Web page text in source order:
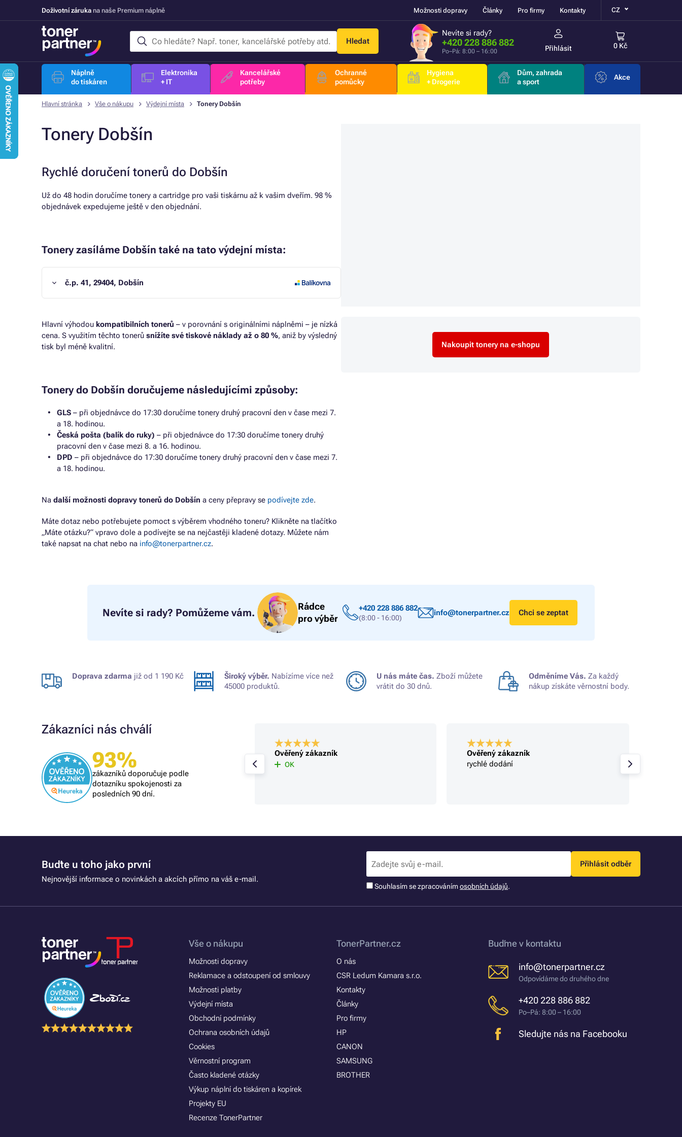
Doživotní záruka na naše Premium náplně Možnosti dopravy Články Pro firmy Kontakty CZ
Hledat
Nevíte si rady?
+420 228 886 882
Po–Pá: 8:00 – 16:00 Přihlásit 0 Kč
Náplně
do tiskáren
Elektronika
+ IT
Kancelářské
potřeby
Ochranné
pomůcky
Hygiena
+ Drogerie
Dům, zahrada
a sport
Akce
Hlavní stránka Vše o nákupu Výdejní místa Tonery Dobšín
Tonery Dobšín
Rychlé doručení tonerů do Dobšín
Už do 48 hodin doručíme tonery a cartridge pro vaši tiskárnu až k vašim dveřím. 98 %
objednávek expedujeme ještě v den objednání.
Tonery zasíláme Dobšín také na tato výdejní místa:
č.p. 41, 29404, Dobšín
Hlavní výhodou kompatibilních tonerů – v porovnání s originálními náplněmi – je nízká
cena. S využitím těchto tonerů snížíte své tiskové náklady až o 80 %, aniž by výsledný
tisk byl méně kvalitní.
Tonery do Dobšín doručujeme následujícími způsoby:
GLS – při objednávce do 17:30 doručíme tonery druhý pracovní den v čase mezi 7.
a 18. hodinou.
Česká pošta (balík do ruky) – při objednávce do 17:30 doručíme tonery druhý
pracovní den v čase mezi 8. a 16. hodinou.
DPD – při objednávce do 17:30 doručíme tonery druhý pracovní den v čase mezi 7.
a 18. hodinou.
Na další možnosti dopravy tonerů do Dobšín a ceny přepravy se podívejte zde.
Máte dotaz nebo potřebujete pomoct s výběrem vhodného toneru? Klikněte na tlačítko
„Máte otázku?“ vpravo dole a podívejte se na nejčastěji kladené dotazy. Můžete nám
také napsat na chat nebo na info@tonerpartner.cz.
Nakoupit tonery na e-shopu
Nevíte si rady? Pomůžeme vám.
Rádce
pro výběr
+420 228 886 882
(8:00 - 16:00)
info@tonerpartner.cz Chci se zeptat
Doprava zdarma již od 1 190 Kč Široký výběr. Nabízíme více než
45000 produktů.
U nás máte čas. Zboží můžete
vrátit do 30 dnů.
Odměníme Vás. Za každý
nákup získáte věrnostní body.
Zákazníci nás chválí
93%
zákazníků doporučuje podle
dotazníku spokojenosti za
posledních 90 dní.
Ověřený zákazník
naprostý spoleh
vše O,K,
Ověřený zákazník
OK
Ověřený zákazník
rychlé dodání
Buďte u toho jako první
Nejnovější informace o novinkách a akcích přímo na váš e-mail.
Přihlásit odběr
Souhlasím se zpracovánímosobních údajů.
Vše o nákupu
Možnosti dopravy
Reklamace a odstoupení od smlouvy
Možnosti platby
Výdejní místa
Obchodní podmínky
Ochrana osobních údajů
Cookies
Věrnostní program
Často kladené otázky
Výkup náplní do tiskáren a kopírek
Projekty EU
Recenze TonerPartner
TonerPartner.cz
O nás
CSR Ledum Kamara s.r.o.
Kontakty
Články
Pro firmy
HP
CANON
SAMSUNG
BROTHER
Buďme v kontaktu
info@tonerpartner.cz
Odpovídáme do druhého dne
+420 228 886 882
Po–Pá: 8:00 – 16:00
Sledujte nás na Facebooku